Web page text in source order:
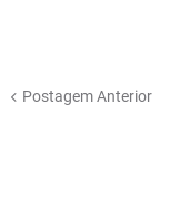
Postagem Anterior